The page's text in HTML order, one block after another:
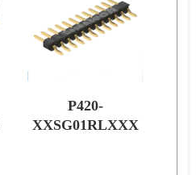
P420-
XXSG01RLXXX